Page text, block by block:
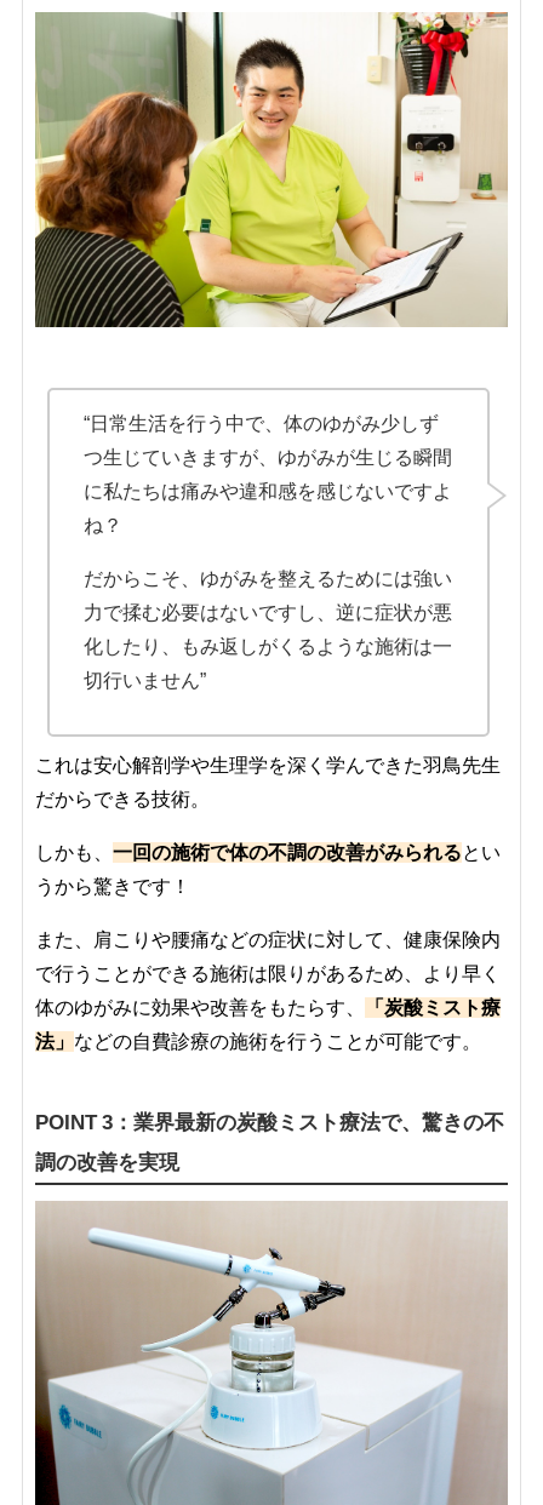
“日常生活を行う中で、体のゆがみ少しず
つ生じていきますが、ゆがみが生じる瞬間
に私たちは痛みや違和感を感じないですよ
ね？
だからこそ、ゆがみを整えるためには強い
力で揉む必要はないですし、逆に症状が悪
化したり、もみ返しがくるような施術は一
切行いません”
これは安心解剖学や生理学を深く学んできた羽鳥先生
だからできる技術。
しかも、 一回の施術で体の不調の改善がみられるとい
うから驚きです！
また、肩こりや腰痛などの症状に対して、健康保険内
で行うことができる施術は限りがあるため、より早く
体のゆがみに効果や改善をもたらす、
「 炭酸ミスト療
法」 などの自費診療の施術を行うことが可能です。
POINT 3：業界最新の炭酸ミスト療法で、驚きの不
調の改善を実現